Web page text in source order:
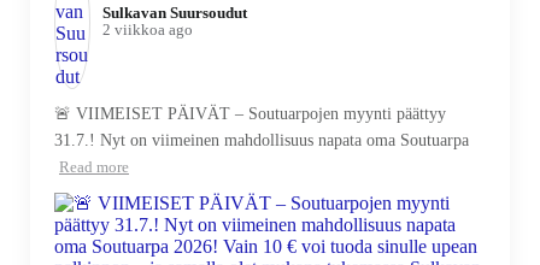
Sulkavan Suursoudut️
2 viikkoa ago
🚨 VIIMEISET PÄIVÄT – Soutuarpojen myynti päättyy
31.7.! Nyt on viimeinen mahdollisuus napata oma Soutuarpa
Read more